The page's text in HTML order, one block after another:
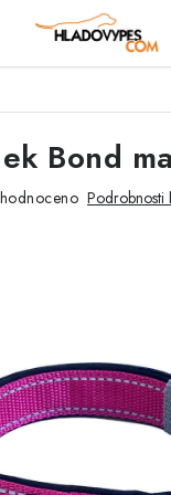
BOXYBond
Podrobnosti